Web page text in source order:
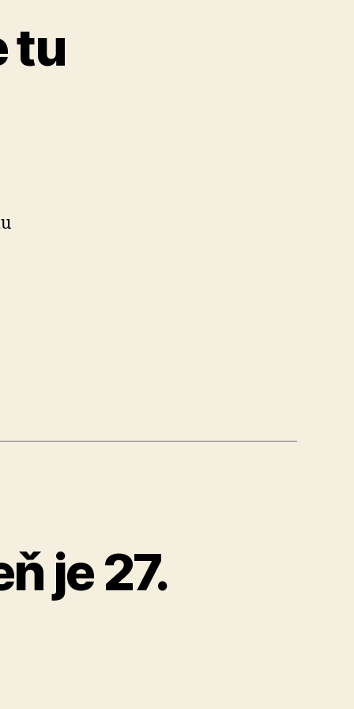
tu
je 27.